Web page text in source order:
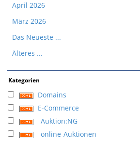
April 2026
März 2026
Das Neueste ...
Älteres ...
Kategorien
Domains
E-Commerce
Auktion:NG
online-Auktionen